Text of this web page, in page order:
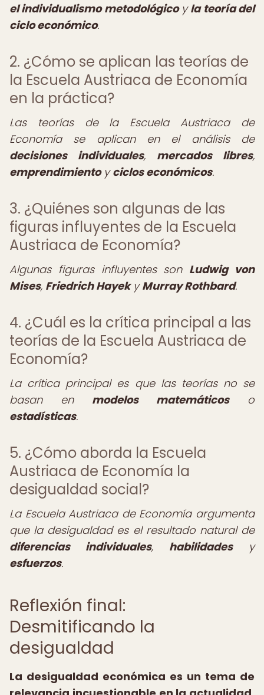
el individualismo metodológicoyla teoría del
ciclo económico.
2. ¿Cómo se aplican las teorías de
la Escuela Austriaca de Economía
en la práctica?
Las teorías de la Escuela Austriaca de
Economía se aplican en el análisis de
decisiones individuales, mercados libres,
emprendimientoyciclos económicos.
3. ¿Quiénes son algunas de las
figuras influyentes de la Escuela
Austriaca de Economía?
Algunas figuras influyentes son Ludwig von
Mises, Friedrich HayekyMurray Rothbard.
4. ¿Cuál es la crítica principal a las
teorías de la Escuela Austriaca de
Economía?
La crítica principal es que las teorías no se
basan en modelos matemáticoso
estadísticas.
5. ¿Cómo aborda la Escuela
Austriaca de Economía la
desigualdad social?
La Escuela Austriaca de Economía argumenta
que la desigualdad es el resultado natural de
diferencias individuales, habilidadesy
esfuerzos.
Reflexión final:
Desmitificando la
desigualdad
La desigualdad económica es un tema de